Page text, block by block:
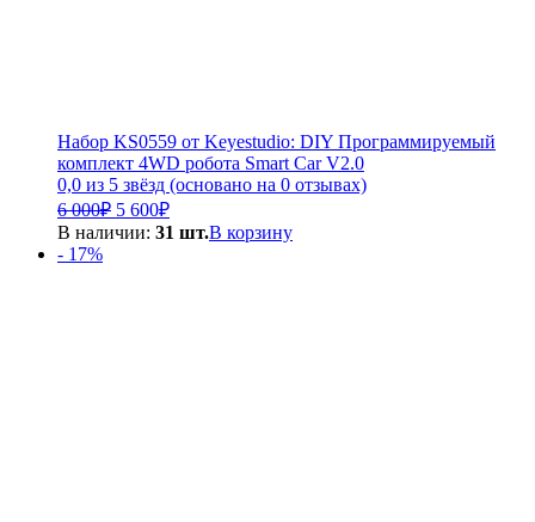
Набор KS0559 от Keyestudio: DIY Программируемый
комплект 4WD робота Smart Car V2.0
0,0 из 5 звёзд (основано на 0 отзывах)
6 000₽ Первоначальная
цена
5 600₽Текущая
цена:
В наличии: 31 шт.В корзину
- 17%